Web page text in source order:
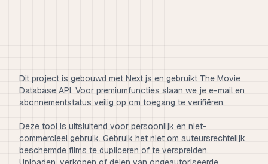
Dit project is gebouwd met Next.js en gebruikt The Movie
Database API. Voor premiumfuncties slaan we je e-mail en
abonnementstatus veilig op om toegang te verifiëren.
Deze tool is uitsluitend voor persoonlijk en niet-
commercieel gebruik. Gebruik het niet om auteursrechtelijk
beschermde films te dupliceren of te verspreiden.